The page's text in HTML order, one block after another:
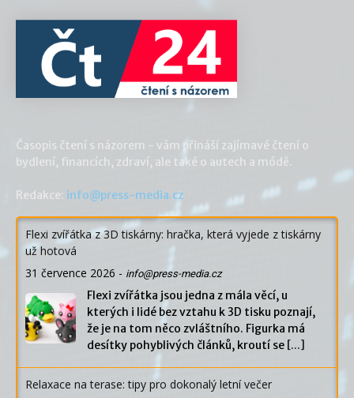
Časopis čtení s názorem - vám přináší zajímavé čtení o
bydlení, financích, zdraví, ale také o autech a módě.
Redakce: info@press-media.cz
Flexi zvířátka z 3D tiskárny: hračka, která vyjede z tiskárny
už hotová
31 července 2026 - info@press-media.cz
Flexi zvířátka jsou jedna z mála věcí, u
kterých i lidé bez vztahu k 3D tisku poznají,
že je na tom něco zvláštního. Figurka má
desítky pohyblivých článků, kroutí se [...]
Relaxace na terase: tipy pro dokonalý letní večer